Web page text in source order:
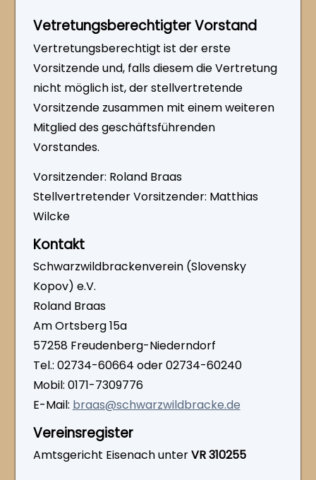
Vetretungsberechtigter Vorstand
Vertretungsberechtigt ist der erste
Vorsitzende und, falls diesem die Vertretung
nicht möglich ist, der stellvertretende
Vorsitzende zusammen mit einem weiteren
Mitglied des geschäftsführenden
Vorstandes.
Vorsitzender: Roland Braas
Stellvertretender Vorsitzender: Matthias
Wilcke
Kontakt
Schwarzwildbrackenverein (Slovensky
Kopov) e.V.
Roland Braas
Am Ortsberg 15a
57258 Freudenberg-Niederndorf
Tel.: 02734-60664 oder 02734-60240
Mobil: 0171-7309776
E-Mail: braas@schwarzwildbracke.de
Vereinsregister
Amtsgericht Eisenach unterVR 310255